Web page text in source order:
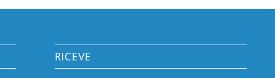
RICEVE